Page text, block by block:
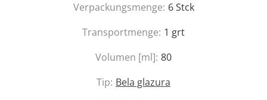
Verpackungsmenge: 6Stck
Transportmenge: 1 grt
Volumen [ml]: 80
Tip: Bela glazura